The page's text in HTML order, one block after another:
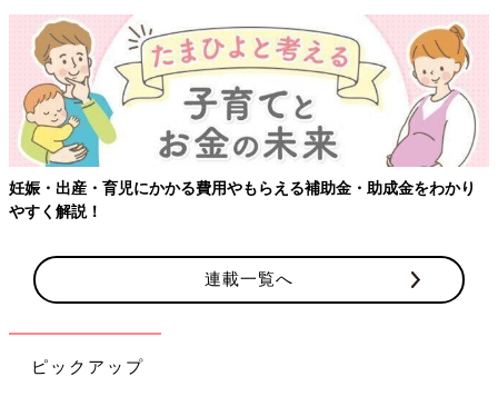
【ワクチン接種できるものも】妊婦の感染症対策、知っておいて！
連載一覧へ
ピックアップ